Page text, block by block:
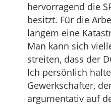
hervorragend die
besitzt. Für die
langem eine
Man kann sich
streiten, dass der
Ich persönlich
Gewerkschafter,
argumentativ auf